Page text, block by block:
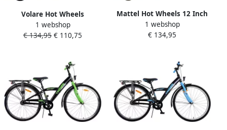
Volare Hot Wheels
Kinderfiets Jongens 12 inch
Zwart Oranje Blauw Twee
1 webshop
€ 134,95 € 110,75
Mattel Hot Wheels 12 Inch
21 5 cm Jongens
Terugtraprem Zwart Oranje
1 webshop
€ 134,95